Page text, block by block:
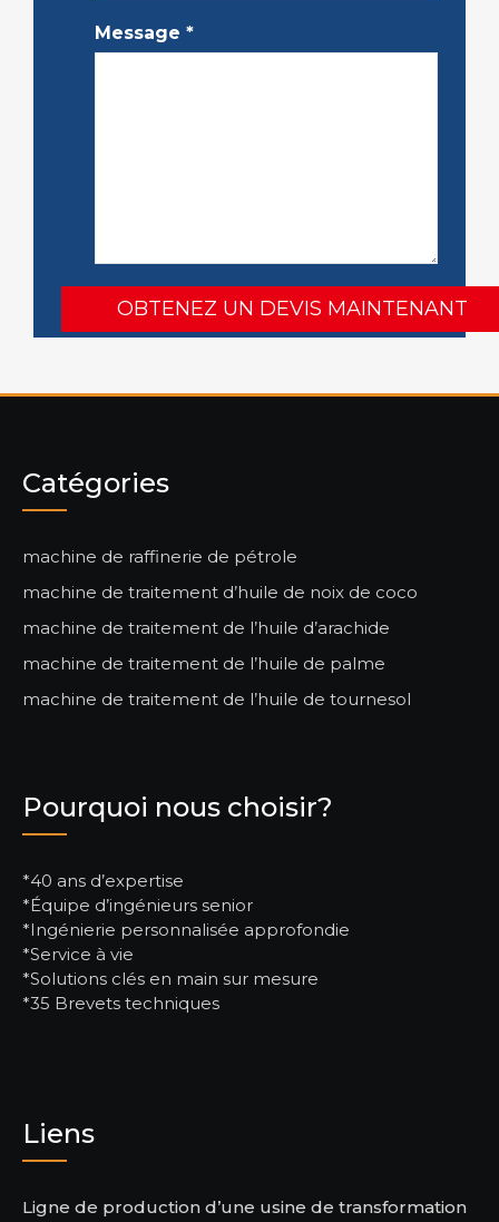
Message *
Catégories
machine de raffinerie de pétrole
machine de traitement d’huile de noix de coco
machine de traitement de l’huile d’arachide
machine de traitement de l’huile de palme
machine de traitement de l’huile de tournesol
Pourquoi nous choisir?
*40 ans d’expertise
*Équipe d’ingénieurs senior
*Ingénierie personnalisée approfondie
*Service à vie
*Solutions clés en main sur mesure
*35 Brevets techniques
Liens
Ligne de production d’une usine de transformation